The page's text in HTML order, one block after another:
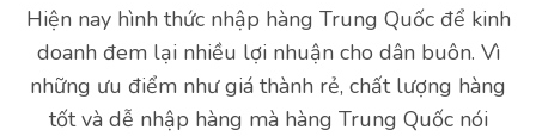
Hiện nay hình thức nhập hàng Trung Quốc để kinh
doanh đem lại nhiều lợi nhuận cho dân buôn. Vì
những ưu điểm như giá thành rẻ, chất lượng hàng
tốt và dễ nhập hàng mà hàng Trung Quốc nói